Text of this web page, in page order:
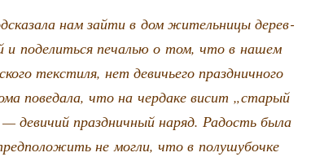
нам зай­ти в дом житель­ни­цы дерев­
и поде­лить­ся печа­лью о том, что в нашем
тек­сти­ля, нет деви­чье­го празд­нич­но­го
пове­да­ла, что на чер­да­ке висит „ста­рый
деви­чий празд­нич­ный наряд. Радость была
не мог­ли, что в полу­шу­боч­ке